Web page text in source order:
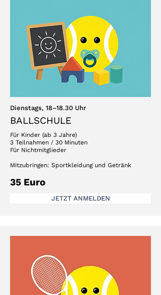
Dienstags, 18–18.30 Uhr
BALLSCHULE
Für Kinder (ab 3 Jahre)
3 Teilnahmen / 30 Minuten
Für Nichtmitglieder
Mitzubringen: Sportkleidung und Getränk
35 Euro
JETZT ANMELDEN